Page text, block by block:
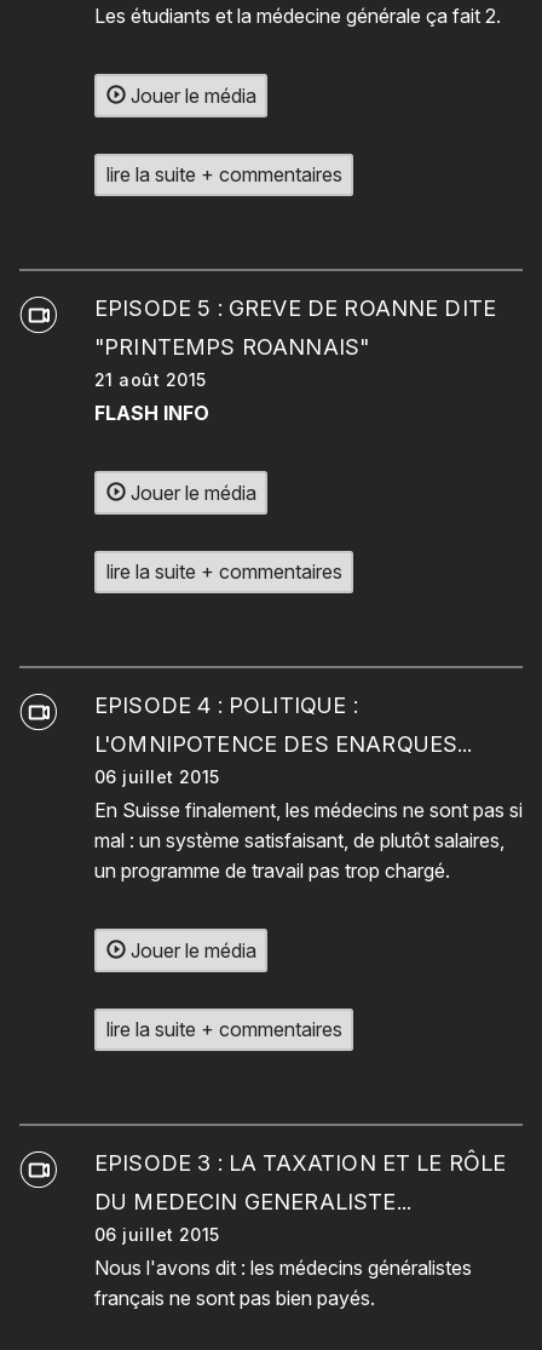
Les étudiants et la médecine générale ça fait 2.
Jouer le média
lire la suite + commentaires
EPISODE 5 : GREVE DE ROANNE DITE
"PRINTEMPS ROANNAIS"
21 août 2015
FLASH INFO
Jouer le média
lire la suite + commentaires
EPISODE 4 : POLITIQUE :
L'OMNIPOTENCE DES ENARQUES...
06 juillet 2015
En Suisse finalement, les médecins ne sont pas si
mal : un système satisfaisant, de plutôt salaires,
un programme de travail pas trop chargé.
Jouer le média
lire la suite + commentaires
EPISODE 3 : LA TAXATION ET LE RÔLE
DU MEDECIN GENERALISTE...
06 juillet 2015
Nous l'avons dit : les médecins généralistes
français ne sont pas bien payés.